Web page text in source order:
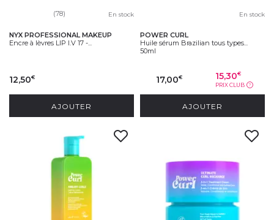
(78) En stock
NYX PROFESSIONAL MAKEUP
Encre à lèvres LIP I.V 17 -...
12,50€
AJOUTER
En stock
POWER CURL
Huile sérum Brazilian tous types...
50ml
17,00€ 15,30€
PRIX CLUB ?
AJOUTER